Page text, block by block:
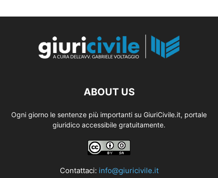
ABOUT US
Ogni giorno le sentenze più importanti su GiuriCivile.it, portale
giuridico accessibile gratuitamente.
Contattaci: info@giuricivile.it